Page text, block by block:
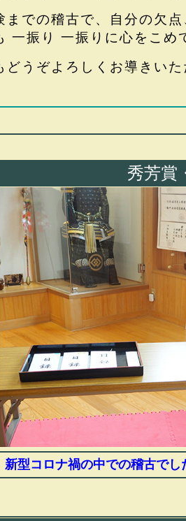
までの稽古で、自分の欠
一振り 一振りに心をこめ
どうぞよろしくお導きい
秀芳賞
新型コロナ禍の中での稽古で